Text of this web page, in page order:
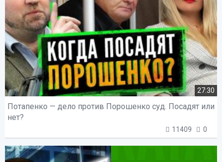
27:30
Потапенко — дело против Порошенко суд. Посадят или
нет?
11409 0